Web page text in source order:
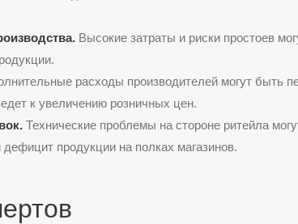
Высокие затраты и риски простоев
расходы производителей могут быть
к увеличению розничных цен.
Технические проблемы на стороне ритейла
дефицит продукции на полках магазинов.